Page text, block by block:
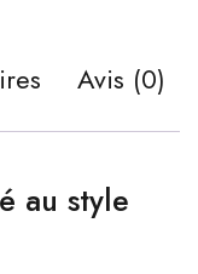
Avis (0)
au style